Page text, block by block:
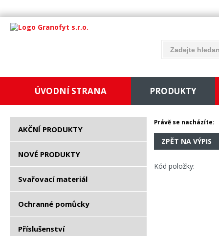
ÚVODNÍ STRANA PRODUKTY
AKČNÍ PRODUKTY
NOVÉ PRODUKTY
Svařovací materiál
Ochranné pomůcky
Příslušenství
Právě se nacházíte:
ZPĚT NA VÝPIS
Kód položky: